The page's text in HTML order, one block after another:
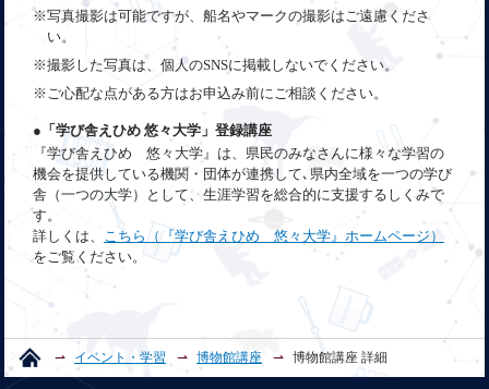
※写真撮影は可能ですが、船名やマークの撮影はご遠慮くださ
い。
※撮影した写真は、個人のSNSに掲載しないでください。
※ご心配な点がある方はお申込み前にご相談ください。
●「学び舎えひめ 悠々大学」登録講座
『学び舎えひめ 悠々大学』は、県民のみなさんに様々な学習の
機会を提供している機関・団体が連携して､県内全域を一つの学び
舎（一つの大学）として、生涯学習を総合的に支援するしくみで
す。
詳しくは、 こちら（『学び舎えひめ 悠々大学』ホームページ）
をご覧ください。
イベント・学習 博物館講座 博物館講座 詳細